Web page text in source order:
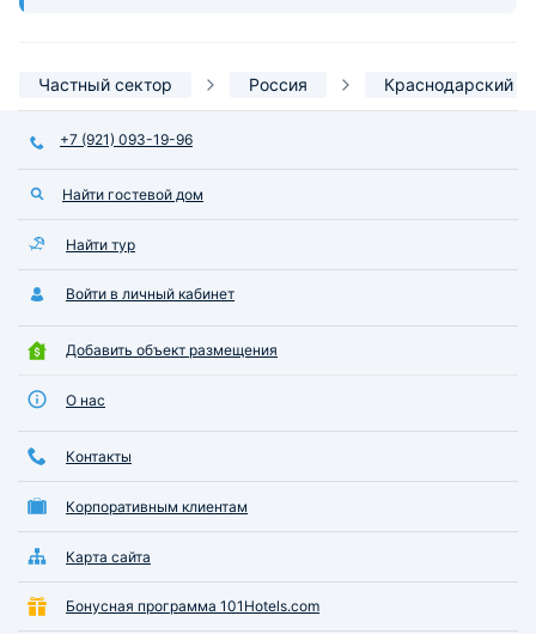
Частный сектор Россия Краснодарский
+7 (921) 093-19-96
Найти гостевой дом
Найти тур
Войти в личный кабинет
Добавить объект размещения
О нас
Контакты
Корпоративным клиентам
Карта сайта
Бонусная программа 101Hotels.com